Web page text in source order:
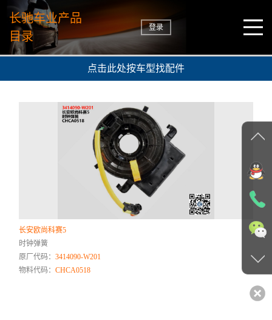
长驰车业产品
目录
登录
点击此处按车型找配件
长安欧尚科赛5
时钟弹簧
原厂代码：3414090-W201
物料代码：CHCA0518